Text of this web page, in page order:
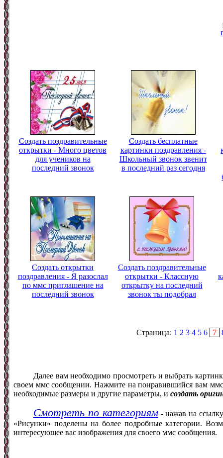
Создать поздравительные
открытки - Много цветов
для учеников на
последний звонок
Создать бесплатные
картинки поздравления -
Школьный звонок звенит
в последний раз сегодня
Создать открытки
поздравления - Я разослал
по ммс приглашение на
последний звонок
Создать поздравительные
открытки - Классную
открытку на последний
звонок ты подобрал
Страница: 1 2 3 4 5 6 7
Далее вам необходимо просмотреть и выбрать
своем ммс сообщении. Нажмите на понравившийся вам
необходимые размеры и другие параметры, и создать
Смотреть по категориям- нажав на
«Рисунки» поделены на более подробные категории.
интересующее вас изображения для своего ммс сообщения.